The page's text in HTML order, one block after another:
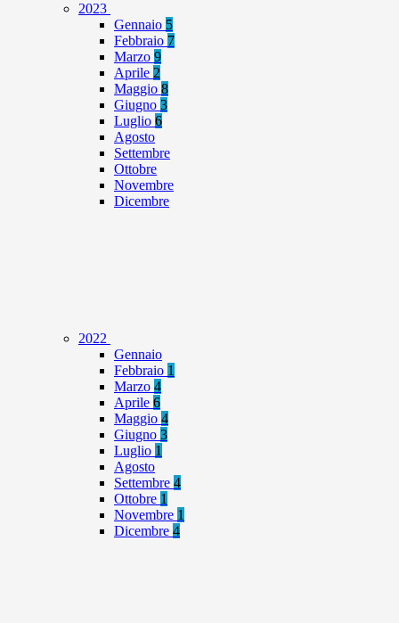
2023
Gennaio 5
Febbraio 7
Marzo 9
Aprile 2
Maggio 8
Giugno 3
Luglio 6
Agosto
Settembre
Ottobre
Novembre
Dicembre
2022
Gennaio
Febbraio 1
Marzo 4
Aprile 6
Maggio 4
Giugno 3
Luglio 1
Agosto
Settembre 4
Ottobre 1
Novembre 1
Dicembre 4